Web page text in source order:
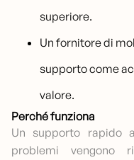
superiore.
Un fornitore di
supporto come
valore.
Perché funziona
Un supporto rapido
problemi vengono